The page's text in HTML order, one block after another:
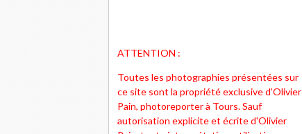
ATTENTION :
Toutes les photographies présentées sur
ce site sont la propriété exclusive d'Olivier
Pain, photoreporter à Tours. Sauf
autorisation explicite et écrite d'Olivier